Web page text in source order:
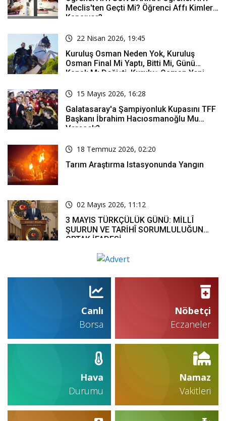
Meclis'ten Geçti Mi? Öğrenci Affı Kimleri
Kapsıyor?
22 Nisan 2026, 19:45
Kuruluş Osman Neden Yok, Kuruluş
Osman Final Mi Yaptı, Bitti Mi, Günü
Kanalı Mı Değişti, Kuruluş Osman Yeni
15 Mayıs 2026, 16:28
Galatasaray'a Şampiyonluk Kupasını TFF
Başkanı İbrahim Hacıosmanoğlu Mu
Verecek?
18 Temmuz 2026, 02:20
Tarım Araştırma Istasyonunda Yangın
02 Mayıs 2026, 11:12
3 MAYIS TÜRKÇÜLÜK GÜNÜ: MİLLÎ
ŞUURUN VE TARİHÎ SORUMLULUĞUN
ORTAK İFADESİ
Canlı
Borsa
Nöbetçi
Eczaneler
Hava
Durumu
Namaz
Vakitleri